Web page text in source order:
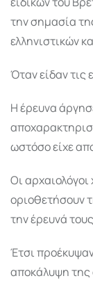
την σημασία
ελληνιστικών
Όταν είδαν τις
Η έρευνα
ωστόσο είχε
Οι
οριοθετήσουν
την έρευνά
Έτσι
αποκάλυψη της